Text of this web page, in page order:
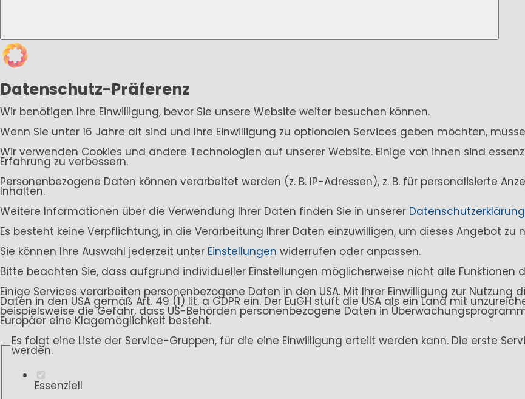
Datenschutz-Präferenz
Wir benötigen Ihre Einwilligung, bevor Sie unsere Website weiter besuchen können.
Wenn Sie unter 16 Jahre alt sind und Ihre Einwilligung zu optionalen Services geben möchten,
Wir verwenden Cookies und andere Technologien auf unserer Website. Einige von ihnen sind
Erfahrung zu verbessern.
Personenbezogene Daten können verarbeitet werden (z. B. IP-Adressen), z. B. für personalisierte
Inhalten.
Weitere Informationen über die Verwendung Ihrer Daten finden Sie in unserer Datenschutzerklärung
Es besteht keine Verpflichtung, in die Verarbeitung Ihrer Daten einzuwilligen, um dieses Angebot zu
Sie können Ihre Auswahl jederzeit unter Einstellungen widerrufen oder anpassen.
Bitte beachten Sie, dass aufgrund individueller Einstellungen möglicherweise nicht alle Funktionen
Einige Services verarbeiten personenbezogene Daten in den USA. Mit Ihrer Einwilligung zur
Daten in den USA gemäß Art. 49 (1) lit. a GDPR ein. Der EuGH stuft die USA als ein Land mit
beispielsweise die Gefahr, dass US-Behörden personenbezogene Daten in
Europäer eine Klagemöglichkeit besteht.
Es folgt eine Liste der Service-Gruppen, für die eine Einwilligung erteilt werden kann. Die erste
werden.
Essenziell